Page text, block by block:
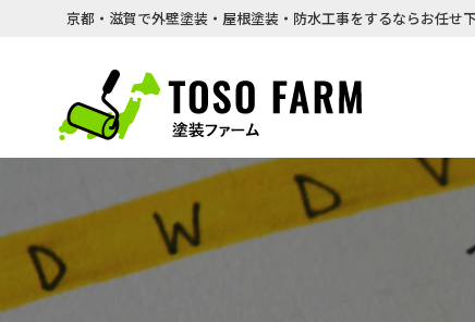
京都・滋賀で外壁塗装・屋根塗装・防水工事をするならお任せ